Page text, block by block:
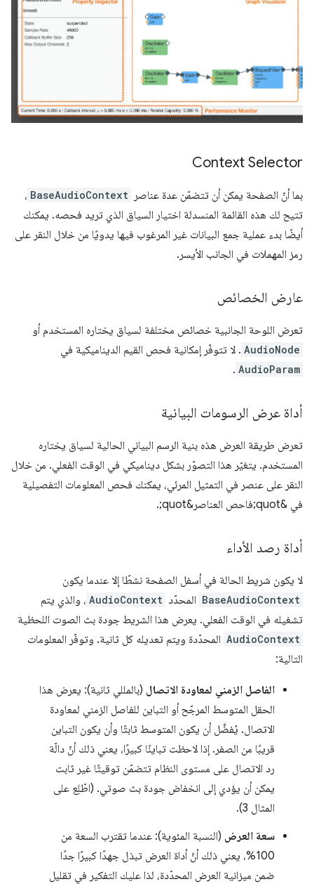
Context Selector
بما أنّ الصفحة يمكن أن تتضمّن عدة عناصر BaseAudioContext ،
تتيح لك هذه القائمة المنسدلة اختيار السياق الذي تريد فحصه. يمكنك
أيضًا بدء عملية جمع البيانات غير المرغوب فيها يدويًا من خلال النقر على
رمز المهملات في الجانب الأيسر.
عارض الخصائص
تعرض اللوحة الجانبية خصائص مختلفة لسياق يختاره المستخدم أو
AudioNode . لا تتوفّر إمكانية فحص القيم الديناميكية في
AudioParam
.
أداة عرض الرسومات البيانية
تعرض طريقة العرض هذه بنية الرسم البياني الحالية لسياق يختاره
المستخدم. يتغيّر هذا التصوّر بشكل ديناميكي في الوقت الفعلي. من خلال
النقر على عنصر في التمثيل المرئي، يمكنك فحص المعلومات التفصيلية
في &quot;فاحص العناصر&quot;.
أداة رصد الأداء
لا يكون شريط الحالة في أسفل الصفحة نشطًا إلا عندما يكون
BaseAudioContext المحدّد AudioContext ، والذي يتم
تشغيله في الوقت الفعلي. يعرض هذا الشريط جودة بث الصوت اللحظية
AudioContext المحدّدة ويتم تعديله كل ثانية. وتوفّر المعلومات
التالية:
الفاصل الزمني لمعاودة الاتصال (بالمللي ثانية): يعرض هذا
الحقل المتوسط المرجّح أو التباين للفاصل الزمني لمعاودة
الاتصال. يُفضَّل أن يكون المتوسط ثابتًا وأن يكون التباين
قريبًا من الصفر. إذا لاحظت تباينًا كبيرًا، يعني ذلك أنّ دالّة
رد الاتصال على مستوى النظام تتضمّن توقيتًا غير ثابت
يمكن أن يؤدي إلى انخفاض جودة بث صوتي. (اطّلِع على
المثال 3).
سعة العرض (النسبة المئوية): عندما تقترب السعة من
100%، يعني ذلك أنّ أداة العرض تبذل جهدًا كبيرًا جدًا
ضمن ميزانية العرض المحدّدة، لذا عليك التفكير في تقليل